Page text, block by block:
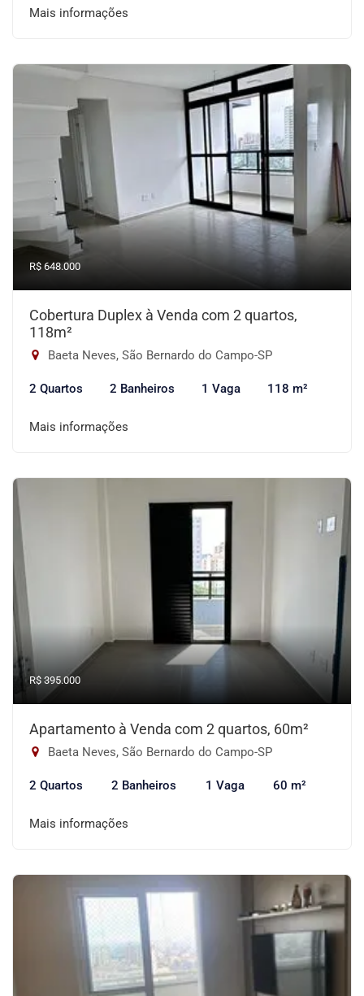
Mais informações
R$ 648.000
Cobertura Duplex à Venda com 2 quartos,
118m²
Baeta Neves, São Bernardo do Campo-SP
2 Quartos 2 Banheiros 1 Vaga 118 m²
Mais informações
R$ 395.000
Apartamento à Venda com 2 quartos, 60m²
Baeta Neves, São Bernardo do Campo-SP
2 Quartos 2 Banheiros 1 Vaga 60 m²
Mais informações